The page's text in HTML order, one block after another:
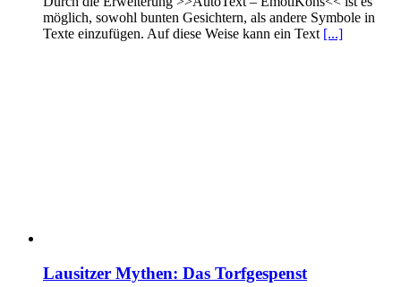
möglich, sowohl bunten Gesichtern, als andere Symbole in
Texte einzufügen. Auf diese Weise kann ein Text [...]
Lausitzer Mythen: Das Torfgespenst